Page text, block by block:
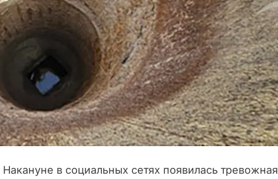
Накануне в социальных сетях появилась тревожная